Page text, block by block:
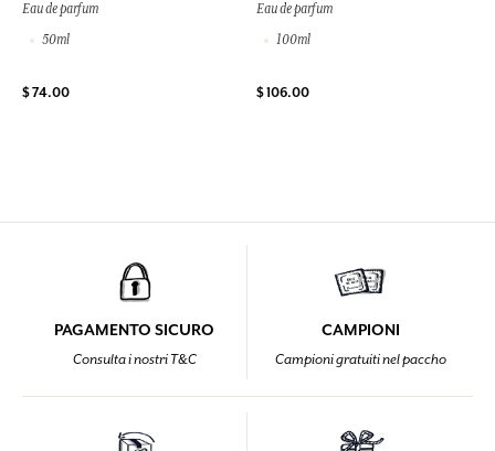
Eau de parfum
50ml
$ 74.00
Eau de parfum
100ml
$ 106.00
PAGAMENTO SICURO
Consulta i nostri T&C
CAMPIONI
Campioni gratuiti nel paccho